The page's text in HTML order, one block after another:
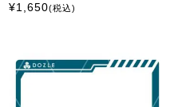
¥1,650(税込)